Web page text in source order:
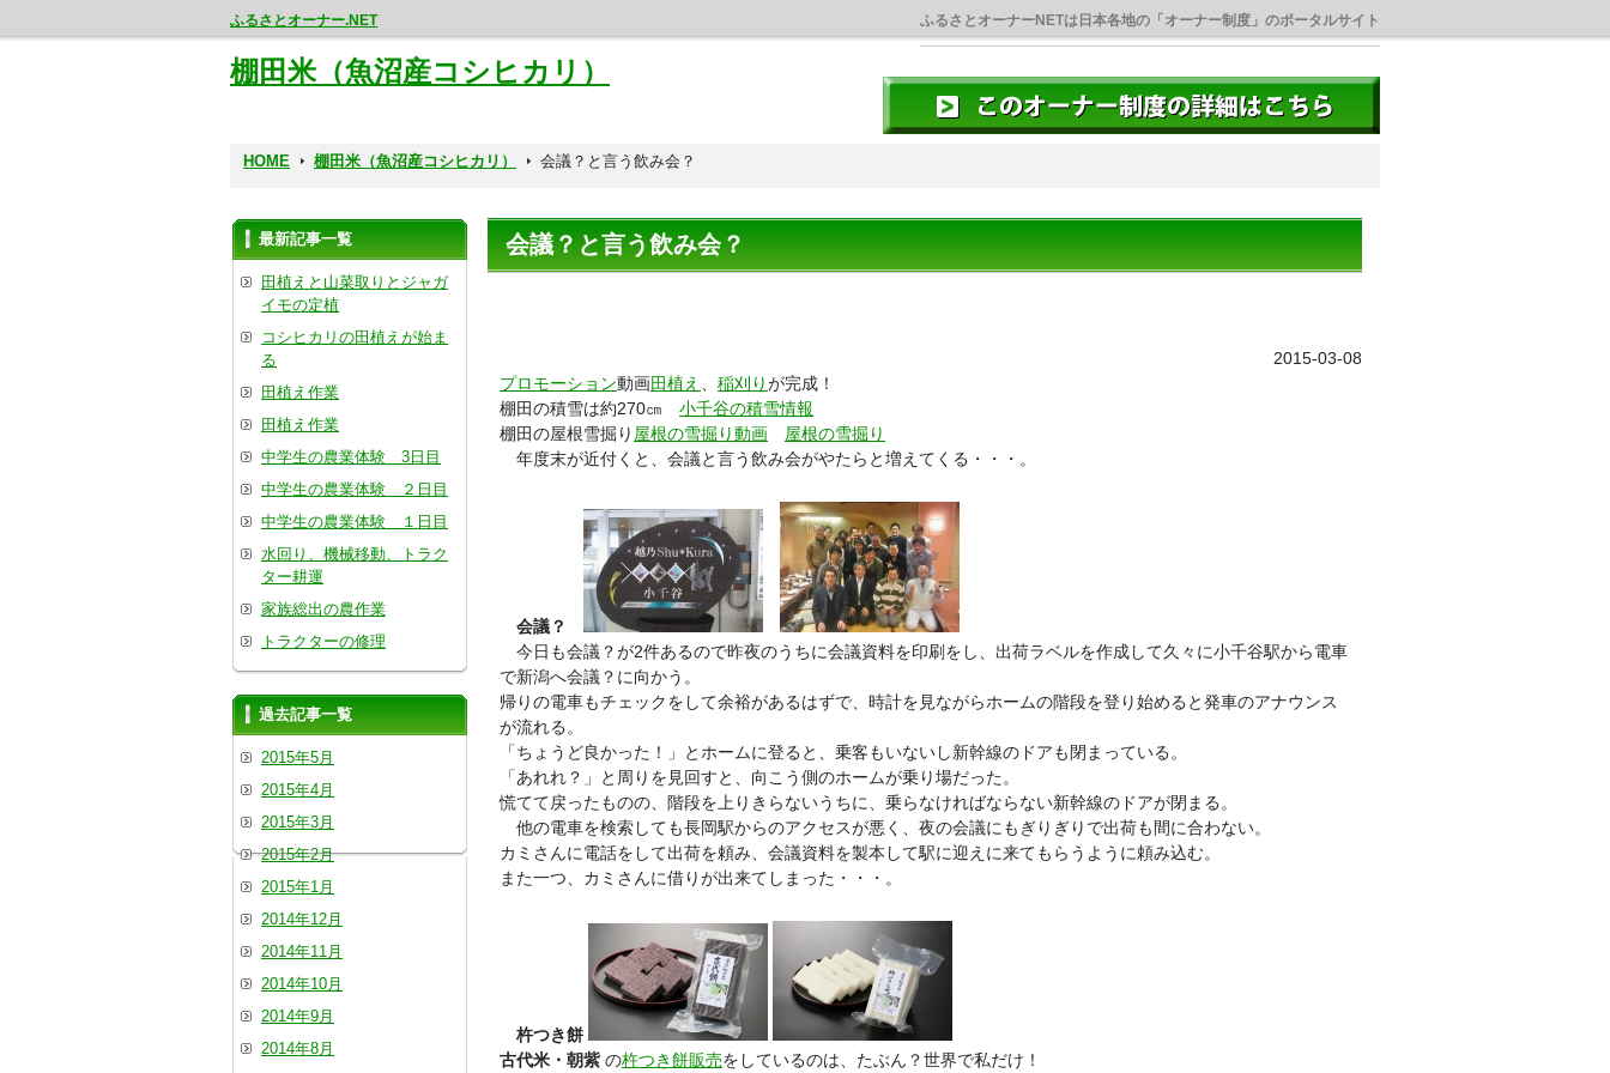
ふるさとオーナー.NET ふるさとオーナーNETは日本各地の「オーナー制度」のポータルサイト
棚田米（魚沼産コシヒカリ）
HOME 棚田米（魚沼産コシヒカリ） 会議？と言う飲み会？
会議？と言う飲み会？
2015-03-08
プロモーション動画田植え 稲刈りが完成！
棚田の積雪は約270㎝ 小千谷の積雪情報
棚田の屋根雪掘り 屋根の雪掘り動画
屋根の雪掘り
年度末が近付くと、会議と言う飲み会がやたらと増えてくる・・・。
会議？
今日も会議？が2件あるので昨夜のうちに会議資料を印刷をし、出荷ラベルを作成して久々に小千谷駅から電車
で新潟へ会議？に向かう。
帰りの電車もチェックをして余裕があるはずで、時計を見ながらホームの階段を登り始めると発車のアナウンス
が流れる。
「ちょうど良かった！」とホームに登ると、乗客もいないし新幹線のドアも閉まっている。
「あれれ？」と周りを見回すと、向こう側のホームが乗り場だった。
慌てて戻ったものの、階段を上りきらないうちに、乗らなければならない新幹線のドアが閉まる。
他の電車を検索しても長岡駅からのアクセスが悪く、夜の会議にもぎりぎりで出荷も間に合わない。
カミさんに電話をして出荷を頼み、会議資料を製本して駅に迎えに来てもらうように頼み込む。
また一つ、カミさんに借りが出来てしまった・・・。
杵つき餅
古代米・朝紫の杵つき餅販売をしているのは、たぶん？世界で私だけ！
最新記事一覧
田植えと山菜取りとジャガ
イモの定植
コシヒカリの田植えが始ま
る
田植え作業
田植え作業
中学生の農業体験 3日目
中学生の農業体験 ２日目
中学生の農業体験 １日目
水回り、機械移動、トラク
ター耕運
家族総出の農作業
トラクターの修理
過去記事一覧
2015年5月
2015年4月
2015年3月
2015年2月
2015年1月
2014年12月
2014年11月
2014年10月
2014年9月
2014年8月